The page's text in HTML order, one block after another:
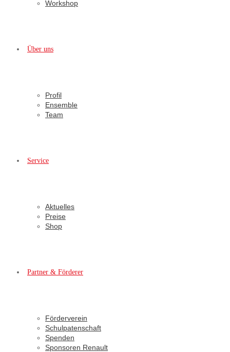
Workshop
Über uns
Profil
Ensemble
Team
Service
Aktuelles
Preise
Shop
Partner & Förderer
Förderverein
Schulpatenschaft
Spenden
Sponsoren Renault